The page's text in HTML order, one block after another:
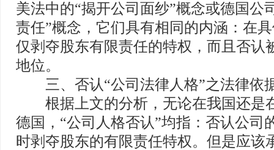
美法中的“揭开公司面纱”概念或德国公
责任”概念，它们具有相同的内涵：在
仅剥夺股东有限责任的特权，而且否认
地位。
三、否认“公司法律人格”之法律依
根据上文的分析，无论在我国还是
德国，“公司人格否认”均指：否认公司
时剥夺股东的有限责任特权。但是应该